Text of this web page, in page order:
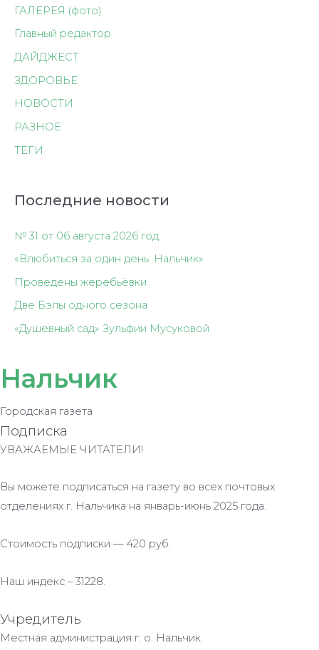
ГАЛЕРЕЯ (фото)
Главный редактор
ДАЙДЖЕСТ
ЗДОРОВЬЕ
НОВОСТИ
РАЗНОЕ
ТЕГИ
Последние новости
№ 31 от 06 августа 2026 год
«Влюбиться за один день: Нальчик»
Проведены жеребьёвки
Две Бэлы одного сезона
«Душевный сад» Зульфии Мусуковой
Нальчик
Городская газета
Подписка
УВАЖАЕМЫЕ ЧИТАТЕЛИ!
Вы можете подписаться на газету во всех почтовых
отделениях г. Нальчика на январь-июнь 2025 года.
Стоимость подписки — 420 руб.
Наш индекс – 31228.
Учредитель
Местная администрация г. о. Нальчик.